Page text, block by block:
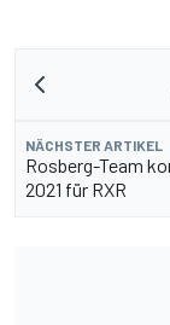
NÄCHSTER ARTIKEL
Rosberg-Team
2021 für RXR